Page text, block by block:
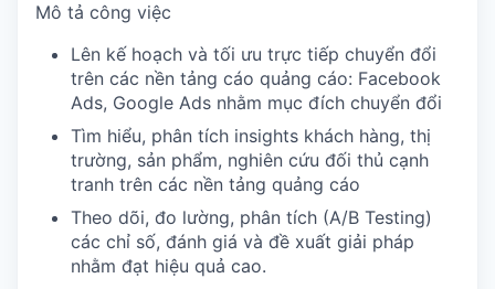
Mô tả công việc
Lên kế hoạch và tối ưu trực tiếp chuyển đổi
trên các nền tảng cáo quảng cáo: Facebook
Ads, Google Ads nhằm mục đích chuyển đổi
Tìm hiểu, phân tích insights khách hàng, thị
trường, sản phẩm, nghiên cứu đối thủ cạnh
tranh trên các nền tảng quảng cáo
Theo dõi, đo lường, phân tích (A/B Testing)
các chỉ số, đánh giá và đề xuất giải pháp
nhằm đạt hiệu quả cao.